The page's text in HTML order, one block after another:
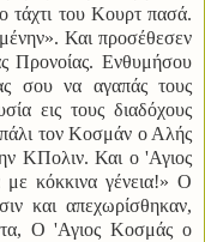
τάχτι του Κουρτ πασά.
Και προσέθεσεν
Προνοίας. Ενθυμήσου
σου να αγαπάς τους
εις τους διαδόχους
τον Κοσμάν ο Αλής
ΚΠολιν. Και ο 'Αγιος
κόκκινα γένεια!» Ο
και απεχωρίσθηκαν,
Ο 'Αγιος Κοσμάς ο